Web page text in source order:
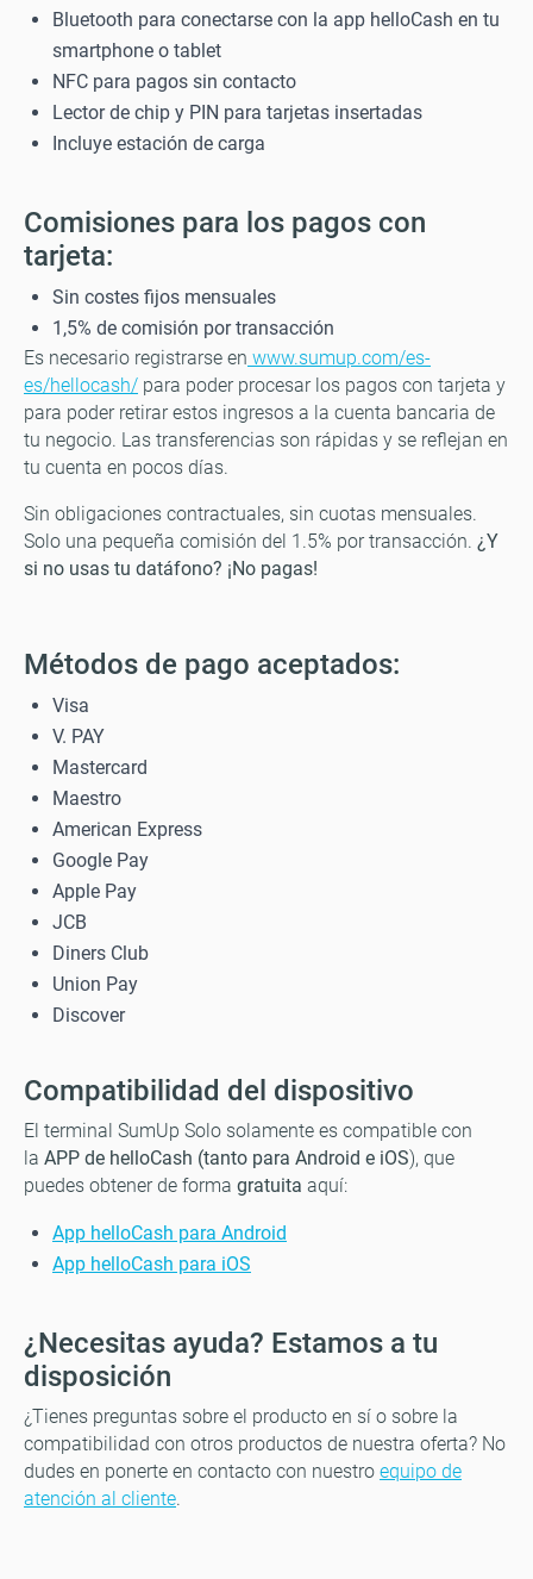
Bluetooth para conectarse con la app helloCash en tu
smartphone o tablet
NFC para pagos sin contacto
Lector de chip y PIN para tarjetas insertadas
Incluye estación de carga
Comisiones para los pagos con
tarjeta:
Sin costes fijos mensuales
1,5% de comisión por transacción
Es necesario registrarse en www.sumup.com/es-
es/hellocash/ para poder procesar los pagos con tarjeta y
para poder retirar estos ingresos a la cuenta bancaria de
tu negocio. Las transferencias son rápidas y se reflejan en
tu cuenta en pocos días.
Sin obligaciones contractuales, sin cuotas mensuales.
Solo una pequeña comisión del 1.5% por transacción. ¿Y
si no usas tu datáfono? ¡No pagas!
Métodos de pago aceptados:
Visa
V. PAY
Mastercard
Maestro
American Express
Google Pay
Apple Pay
JCB
Diners Club
Union Pay
Discover
Compatibilidad del dispositivo
El terminal SumUp Solo solamente es compatible con
la APP de helloCash (tanto para Android e iOS), que
puedes obtener de forma gratuita aquí:
App helloCash para Android
App helloCash para iOS
¿Necesitas ayuda? Estamos a tu
disposición
¿Tienes preguntas sobre el producto en sí o sobre la
compatibilidad con otros productos de nuestra oferta? No
dudes en ponerte en contacto con nuestro equipo de
atención al cliente.